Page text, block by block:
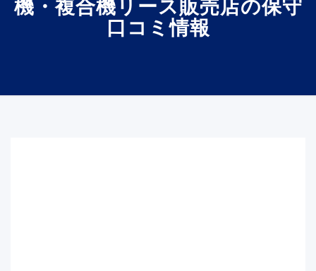
機・複合機リース販売店の保守
口コミ情報